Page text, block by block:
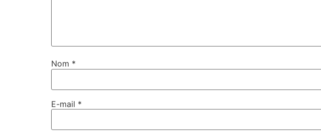
Nom *
E-mail *